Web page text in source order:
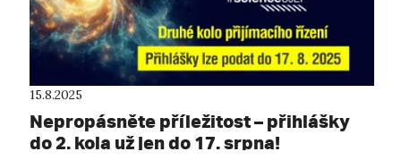
15.8.2025
Nepropásněte příležitost – přihlášky
do 2. kola už jen do 17. srpna!